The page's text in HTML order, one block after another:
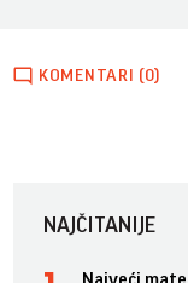
KOMENTARI (0)
NAJČITANIJE
Najveći